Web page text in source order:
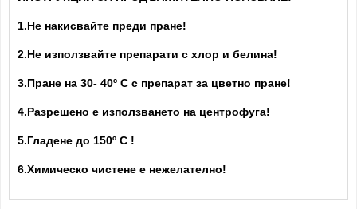
1.Не накисвайте преди пране!
2.Не използвайте препарати с хлор и белина!
3.Пране на 30- 40º С с препарат за цветно пране!
4.Разрешено е използването на центрофуга!
5.Гладене до 150º С !
6.Химическо чистене е нежелателно!